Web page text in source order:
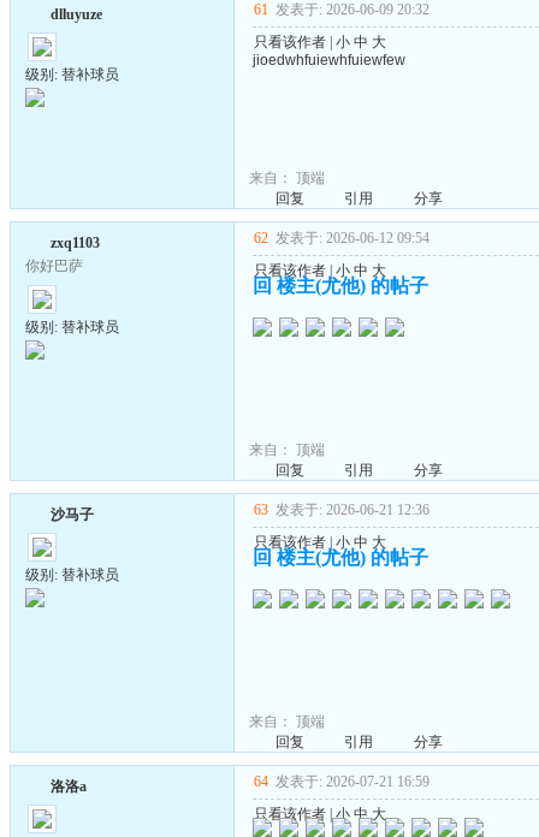
dlluyuze
级别: 替补球员
61 发表于: 2026-06-09 20:32
只看该作者 小 中 大
jioedwhfuiewhfuiewfew
来自： 顶端
回复
引用 分享
zxq1103
你好巴萨
级别: 替补球员
62 发表于: 2026-06-12 09:54
只看该作者 小 中 大
回 楼主(尤他) 的帖子
来自： 顶端
回复
引用 分享
沙马子
级别: 替补球员
63 发表于: 2026-06-21 12:36
只看该作者 小 中 大
回 楼主(尤他) 的帖子
来自： 顶端
回复
引用 分享
洛洛a 64 发表于: 2026-07-21 16:59
只看该作者 |小 中 大